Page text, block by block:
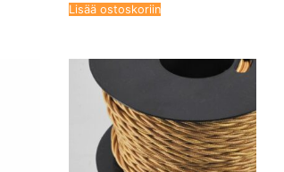
Lisää ostoskoriin